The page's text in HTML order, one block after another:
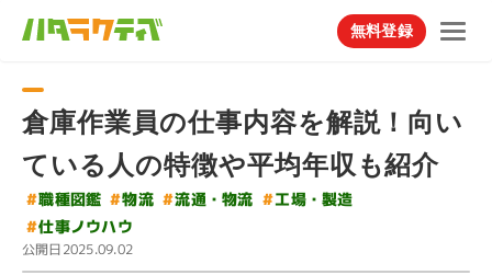
無料登録
倉庫作業員の仕事内容を解説！向い
ている人の特徴や平均年収も紹介
#職種図鑑 #物流 #流通・物流 #工場・製造
#仕事ノウハウ
公開日2025.09.02